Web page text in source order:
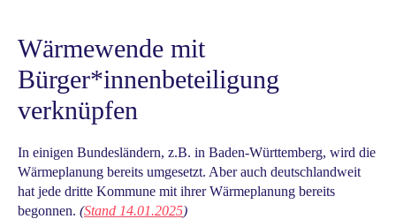
Wärmewende mit
Bürger*innenbeteiligung
verknüpfen
In einigen Bundesländern, z.B. in Baden-Württemberg, wird die
Wärmeplanung bereits umgesetzt. Aber auch deutschlandweit
hat jede dritte Kommune mit ihrer Wärmeplanung bereits
begonnen. (Stand 14.01.2025)